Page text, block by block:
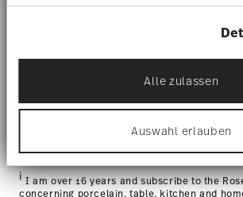
identifizieren
Erfahren Sie mehr darüber, wie
Daten verarbeitet werden, und
Präferenzen imAbschnitt
Wir verwenden Cookies, um Inhalte
zu personalisieren, Funktionen für
Website zu analysieren. Außerdem
Informationen zu Ihrer
Website an unsere Partner für
Werbung und Analysen weiter.
Alle zulassen
Auswahl erlauben
10% Coupon for your newsletter
Subscribei
iI am over 16 years and subscribe to the
concerning porcelain, table, kitchen and